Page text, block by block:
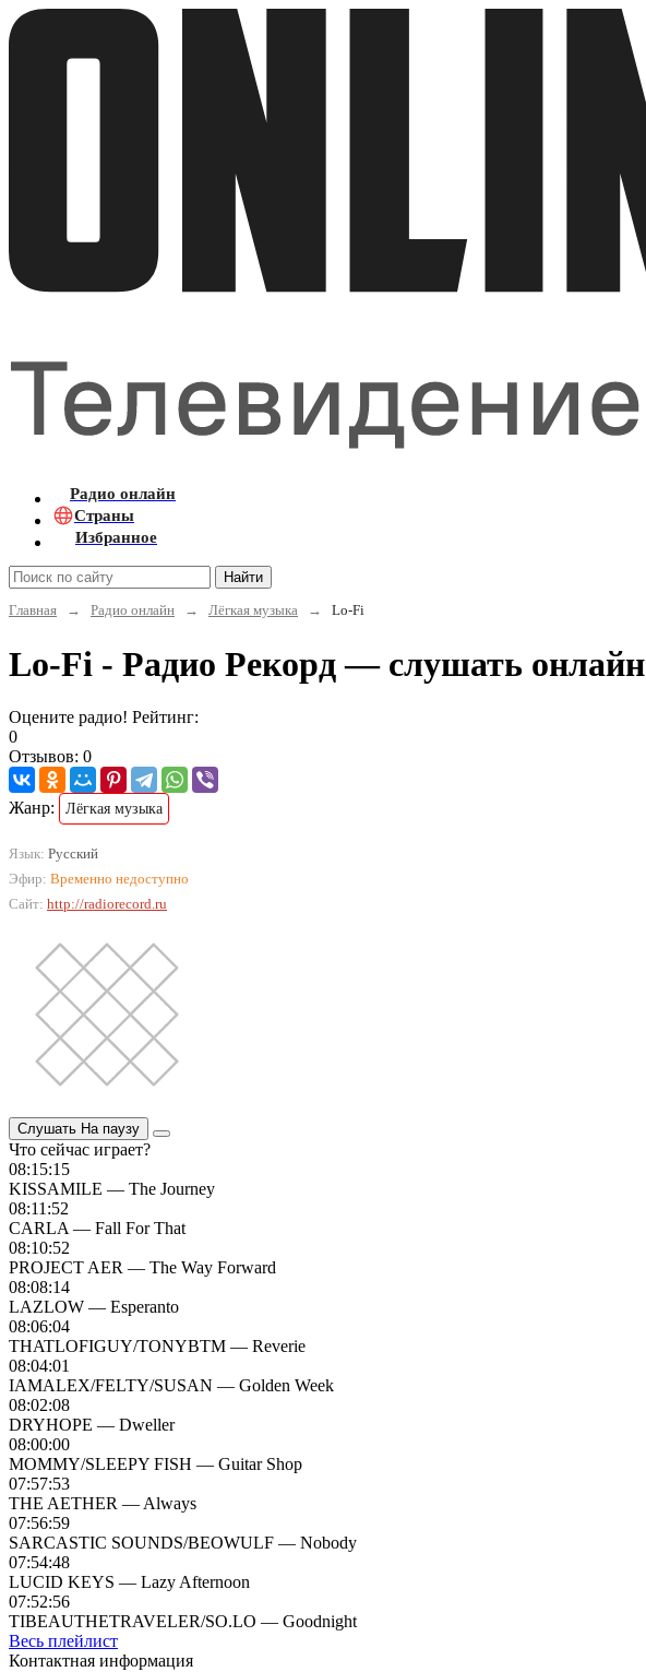
Радио онлайн
Страны
Избранное
Найти
Главная
→ Радио онлайн → Лёгкая музыка → Lo-Fi
Lo-Fi - Радио Рекорд — слушать онлайн
Оцените радио! Рейтинг:
0
Отзывов: 0
Жанр: Лёгкая музыка
Язык: Русский
Эфир: Временно недоступно
Сайт: http://radiorecord.ru
Слушать На паузу
Что сейчас играет?
08:15:15
KISSAMILE — The Journey
08:11:52
CARLA — Fall For That
08:10:52
PROJECT AER — The Way Forward
08:08:14
LAZLOW — Esperanto
08:06:04
THATLOFIGUY/TONYBTM — Reverie
08:04:01
IAMALEX/FELTY/SUSAN — Golden Week
08:02:08
DRYHOPE — Dweller
08:00:00
MOMMY/SLEEPY FISH — Guitar Shop
07:57:53
THE AETHER — Always
07:56:59
SARCASTIC SOUNDS/BEOWULF — Nobody
07:54:48
LUCID KEYS — Lazy Afternoon
07:52:56
TIBEAUTHETRAVELER/SO.LO — Goodnight
Весь плейлист
Контактная информация